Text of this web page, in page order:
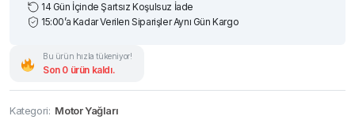
14 Gün İçinde Şartsız Koşulsuz İade
15:00’a Kadar Verilen Siparişler Aynı Gün Kargo
Bu ürün hızla tükeniyor!
Son 0 ürün kaldı.
Kategori: Motor Yağları